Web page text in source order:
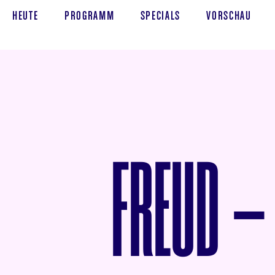
HEUTE PROGRAMM SPECIALS VORSCHAU
FREUD